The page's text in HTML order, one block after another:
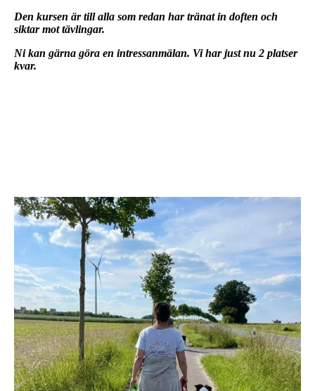
Den kursen är till alla som redan har tränat in doften och
siktar mot tävlingar.
Ni kan gärna göra en intressanmälan. Vi har just nu 2 platser
kvar.